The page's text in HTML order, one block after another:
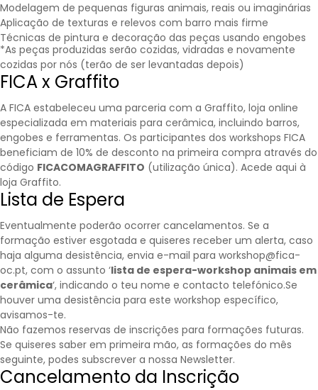
Modelagem de pequenas figuras animais, reais ou imaginárias
Aplicação de texturas e relevos com barro mais firme
Técnicas de pintura e decoração das peças usando engobes
*As peças produzidas serão cozidas, vidradas e novamente
cozidas por nós (terão de ser levantadas depois)
FICA x Graffito
A FICA estabeleceu uma parceria com a Graffito, loja online
especializada em materiais para cerâmica, incluindo barros,
engobes e ferramentas. Os participantes dos workshops FICA
beneficiam de 10% de desconto na primeira compra através do
código FICACOMAGRAFFITO (utilização única). Acede aqui à
loja Graffito.
Lista de Espera
Eventualmente poderão ocorrer cancelamentos. Se a
formação estiver esgotada e quiseres receber um alerta, caso
haja alguma desistência, envia e-mail para workshop@fica-
oc.pt, com o assunto ‘lista de espera-workshop animais em
cerâmica‘, indicando o teu nome e contacto telefónico.Se
houver uma desistência para este workshop específico,
avisamos-te.
Não fazemos reservas de inscrições para formações futuras.
Se quiseres saber em primeira mão, as formações do mês
seguinte, podes subscrever a nossa Newsletter.
Cancelamento da Inscrição